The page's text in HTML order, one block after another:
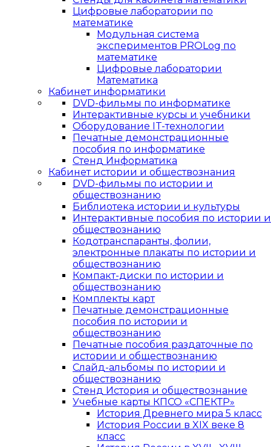
Цифровые лаборатории по
математике
Модульная система
экспериментов PROLog по
математике
Цифровые лаборатории
Математика
Кабинет информатики
DVD-фильмы по информатике
Интерактивные курсы и учебники
Оборудование IT-технологии
Печатные демонстрационные
пособия по информатике
Стенд Информатика
Кабинет истории и обществознания
DVD-фильмы по истории и
обществознанию
Библиотека истории и культуры
Интерактивные пособия по истории и
обществознанию
Кодотранспаранты, фолии,
электронные плакаты по истории и
обществознанию
Компакт-диски по истории и
обществознанию
Комплекты карт
Печатные демонстрационные
пособия по истории и
обществознанию
Печатные пособия раздаточные по
истории и обществознанию
Слайд-альбомы по истории и
обществознанию
Стенд История и обществознание
Учебные карты КПСО «СПЕКТР»
История Древнего мира 5 класс
История России в XIX веке 8
класс